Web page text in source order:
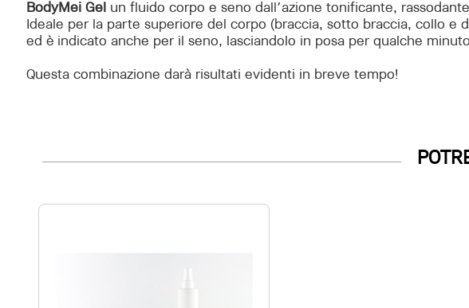
BodyMei Gel un fluido corpo e seno dall’azione tonificante,
Ideale per la parte superiore del corpo (braccia, sotto braccia, collo
ed è indicato anche per il seno, lasciandolo in posa per qualche
Questa combinazione darà risultati evidenti in breve tempo!